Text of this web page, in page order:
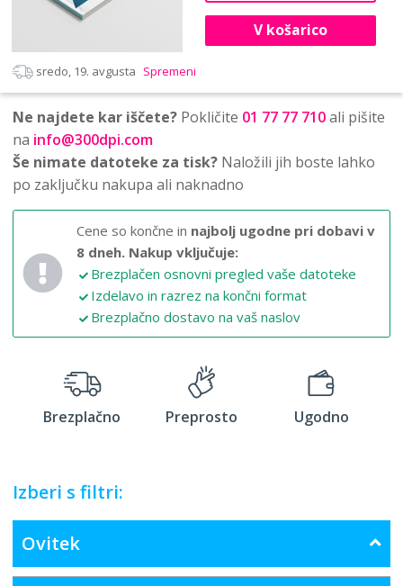
V košarico
sredo, 19. avgusta Spremeni
Ne najdete kar iščete? Pokličite 01 77 77 710ali pišite
na info@300dpi.com
Še nimate datoteke za tisk? Naložili jih boste lahko
po zaključku nakupa ali naknadno
Cene so končne in najbolj ugodne pri dobavi v
8 dneh. Nakup vključuje:
Brezplačen osnovni pregled vaše datoteke
Izdelavo in razrez na končni format
Brezplačno dostavo na vaš naslov
Brezplačno Preprosto Ugodno
Izberi s filtri:
Ovitek